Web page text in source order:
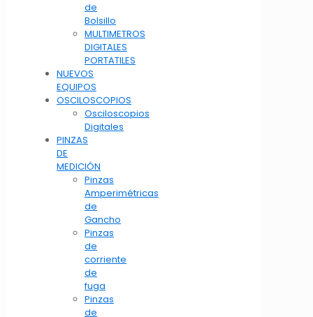
de
Bolsillo
MULTIMETROS
DIGITALES
PORTATILES
NUEVOS
EQUIPOS
OSCILOSCOPIOS
Osciloscopios
Digitales
PINZAS
DE
MEDICIÓN
Pinzas
Amperimétricas
de
Gancho
Pinzas
de
corriente
de
fuga
Pinzas
de